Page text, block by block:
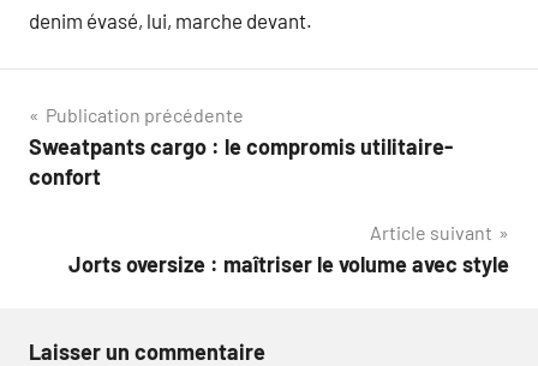
denim évasé, lui, marche devant.
Navigation
de
Publication précédente
Sweatpants cargo : le compromis utilitaire-
confort
Article suivant
Jorts oversize : maîtriser le volume avec style
Laisser un commentaire